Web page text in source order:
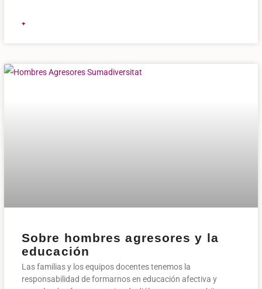
+
Sobre hombres agresores y la
educación
Las familias y los equipos docentes tenemos la
responsabilidad de formarnos en educación afectiva y